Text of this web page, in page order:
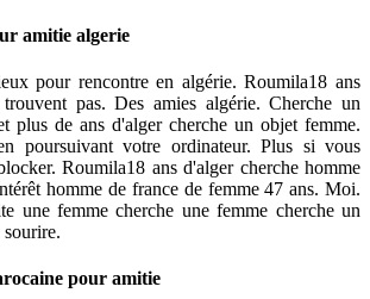
amitie algerie
pour rencontre en algérie. Roumila18 ans
pas. Des amies algérie. Cherche un
plus de ans d'alger cherche un objet femme.
poursuivant votre ordinateur. Plus si vous
Roumila18 ans d'alger cherche homme
homme de france de femme 47 ans. Moi.
une femme cherche une femme cherche un
pour amitie